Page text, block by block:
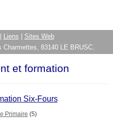
Liens
Sites Web
83140 LE BRUSC.
et formation
Six-Fours
Primaire (5)